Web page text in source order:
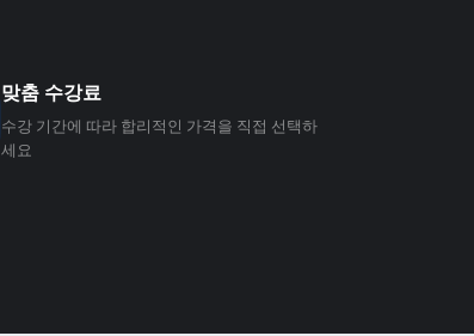
맞춤 수강료
수강 기간에 따라 합리적인 가격을 직접 선택하
세요